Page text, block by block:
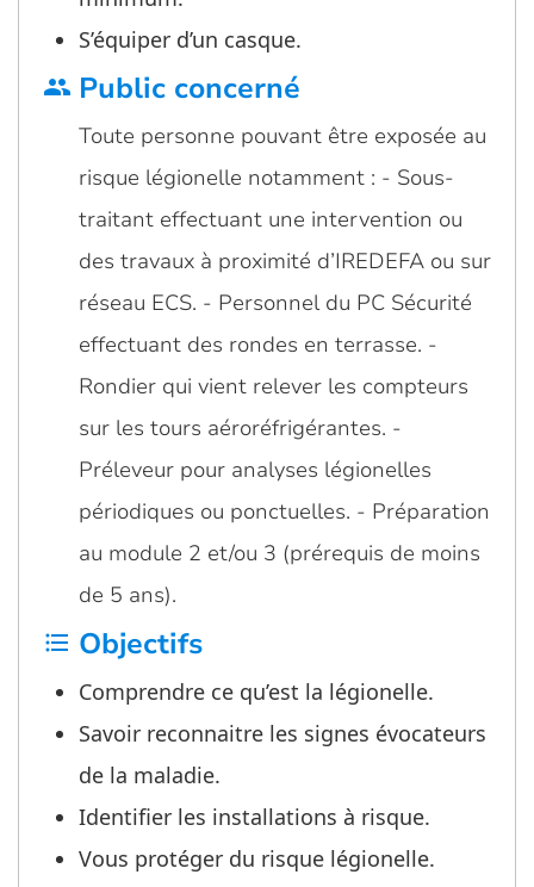
S’équiper d’un casque.
group Public concerné
Toute personne pouvant être exposée au
risque légionelle notamment : - Sous-
traitant effectuant une intervention ou
des travaux à proximité d’IREDEFA ou sur
réseau ECS. - Personnel du PC Sécurité
effectuant des rondes en terrasse. -
Rondier qui vient relever les compteurs
sur les tours aéroréfrigérantes. -
Préleveur pour analyses légionelles
périodiques ou ponctuelles. - Préparation
au module 2 et/ou 3 (prérequis de moins
de 5 ans).
format_list_bulleted Objectifs
Comprendre ce qu’est la légionelle.
Savoir reconnaitre les signes évocateurs
de la maladie.
Identifier les installations à risque.
Vous protéger du risque légionelle.